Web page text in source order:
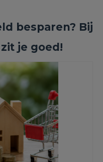
besparen? Bij
je goed!